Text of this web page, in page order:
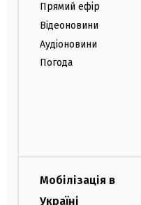
Прямий ефір
Відеоновини
Аудіоновини
Погода
Мобілізація в
Україні